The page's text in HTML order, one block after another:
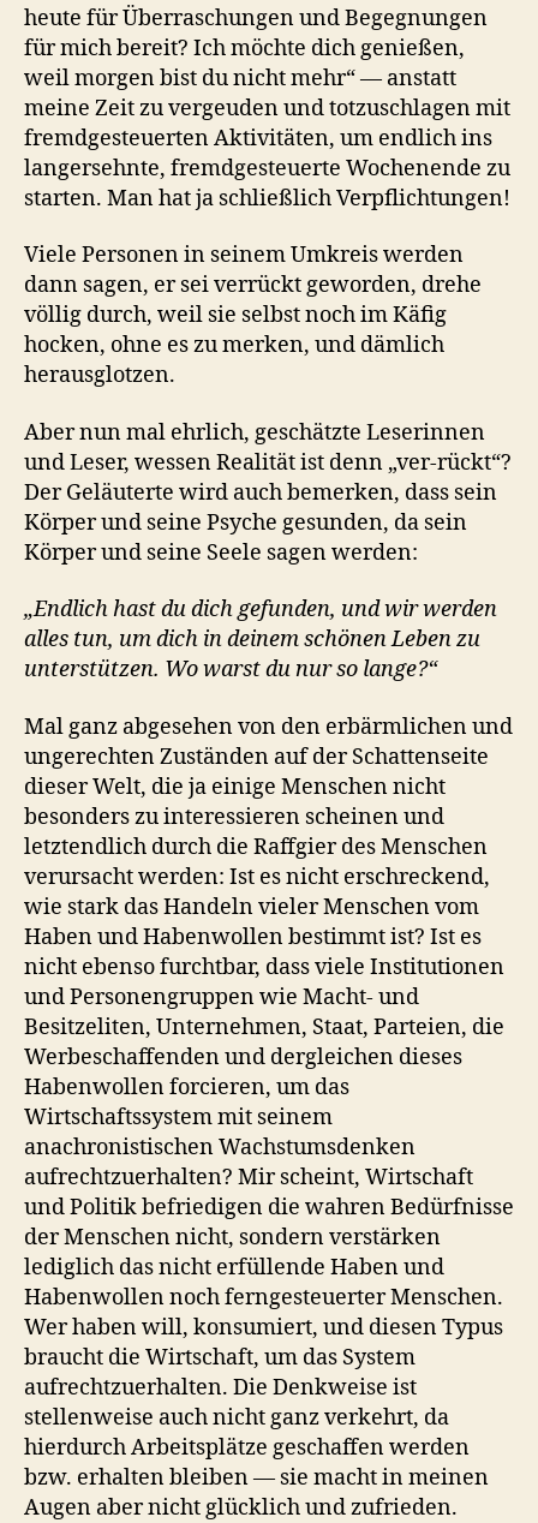
heute für Überraschungen und Begegnungen
für mich bereit? Ich möchte dich genießen,
weil morgen bist du nicht mehr“ — anstatt
meine Zeit zu vergeuden und totzuschlagen mit
fremdgesteuerten Aktivitäten, um endlich ins
langersehnte, fremdgesteuerte Wochenende zu
starten. Man hat ja schließlich Verpflichtungen!
Viele Personen in seinem Umkreis werden
dann sagen, er sei verrückt geworden, drehe
völlig durch, weil sie selbst noch im Käfig
hocken, ohne es zu merken, und dämlich
herausglotzen.
Aber nun mal ehrlich, geschätzte Leserinnen
und Leser, wessen Realität ist denn „ver-rückt“?
Der Geläuterte wird auch bemerken, dass sein
Körper und seine Psyche gesunden, da sein
Körper und seine Seele sagen werden:
„Endlich hast du dich gefunden, und wir werden
alles tun, um dich in deinem schönen Leben zu
unterstützen. Wo warst du nur so lange?“
Mal ganz abgesehen von den erbärmlichen und
ungerechten Zuständen auf der Schattenseite
dieser Welt, die ja einige Menschen nicht
besonders zu interessieren scheinen und
letztendlich durch die Raffgier des Menschen
verursacht werden: Ist es nicht erschreckend,
wie stark das Handeln vieler Menschen vom
Haben und Habenwollen bestimmt ist? Ist es
nicht ebenso furchtbar, dass viele Institutionen
und Personengruppen wie Macht- und
Besitzeliten, Unternehmen, Staat, Parteien, die
Werbeschaffenden und dergleichen dieses
Habenwollen forcieren, um das
Wirtschaftssystem mit seinem
anachronistischen Wachstumsdenken
aufrechtzuerhalten? Mir scheint, Wirtschaft
und Politik befriedigen die wahren Bedürfnisse
der Menschen nicht, sondern verstärken
lediglich das nicht erfüllende Haben und
Habenwollen noch ferngesteuerter Menschen.
Wer haben will, konsumiert, und diesen Typus
braucht die Wirtschaft, um das System
aufrechtzuerhalten. Die Denkweise ist
stellenweise auch nicht ganz verkehrt, da
hierdurch Arbeitsplätze geschaffen werden
bzw. erhalten bleiben — sie macht in meinen
Augen aber nicht glücklich und zufrieden.